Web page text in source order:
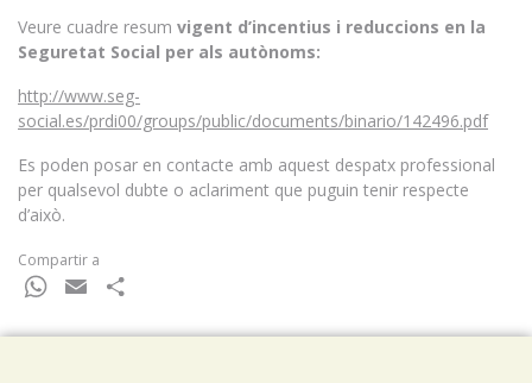
Veure cuadre resum vigent d’incentius i reduccions en la
Seguretat Social per als autònoms:
http://www.seg-
social.es/prdi00/groups/public/documents/binario/142496.pdf
Es poden posar en contacte amb aquest despatx professional
per qualsevol dubte o aclariment que puguin tenir respecte
d’això.
Compartir a
WhatsApp
Email